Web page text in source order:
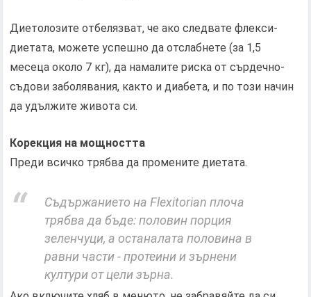
Диетолозите отбелязват, че ако следвате флекси-
диетата, можете успешно да отслабнете (за 1,5
месеца около 7 кг), да намалите риска от сърдечно-
съдови заболявания, както и диабета, и по този начин
да удължите живота си.
Корекция на мощността
Преди всичко трябва да промените диетата.
Съдържанието на Flexitorian плоча
трябва да бъде: половин порция
зеленчуци, а останалата половина в
равни части - протеини и зърнени
култури от цели зърна.